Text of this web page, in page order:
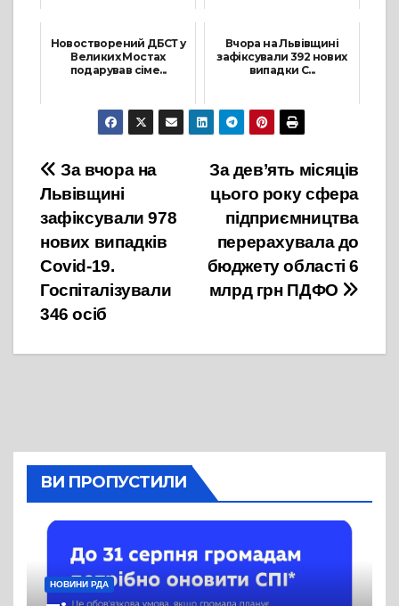
Новостворений ДБСТ у
Великих Мостах
подарував сіме...
29 Вересня, 2021
Вчора на Львівщині
зафіксували 392 нових
випадки C...
24 Грудня, 2021
Навігація
записів
За дев’ять місяців
цього року сфера
підприємництва
перерахувала до
бюджету області 6
млрд грн ПДФО
За вчора на
Львівщині
зафіксували 978
нових випадків
Covid-19.
Госпіталізували
346 осіб
ВИ ПРОПУСТИЛИ
НОВИНИ РДА